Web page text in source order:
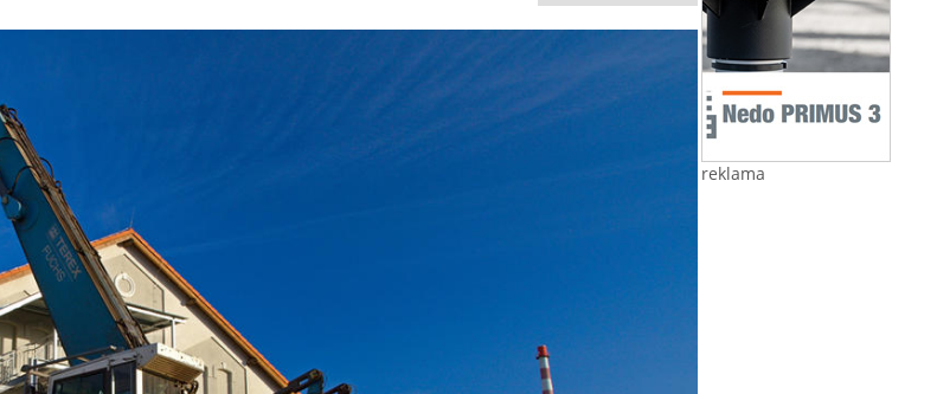
reklama